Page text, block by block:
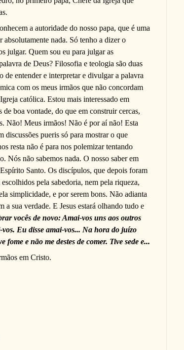
a autoridade do nosso papa, que é uma
absolutamente nada. Só tenho a dizer o
julgar. Quem sou eu para julgar as
de Deus? Filosofia e teologia são duas
de entender e interpretar e divulgar a palavra
com os meus irmãos que não concordam
católica. Estou mais interessado em
boa vontade, do que em construir cercas,
Não! Meus irmãos! Não é por aí não! Esta
discussões pueris só para mostrar o que
resta não é para nos polemizar tentando
Nós não sabemos nada. O nosso saber em
Santo. Os discípulos, que depois foram
pela sabedoria, nem pela riqueza,
simplicidade, e por serem bons. Não adianta
sua verdade. E Jesus estará olhando tudo e
vocês de novo: Amai-vos uns aos outros
Eu disse amai-vos... Na hora do juízo
e não me destes de comer. Tive sede e...
em Cristo.